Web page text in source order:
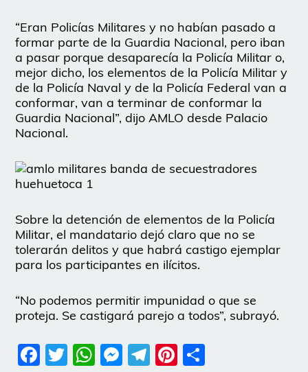
“Eran Policías Militares y no habían pasado a
formar parte de la Guardia Nacional, pero iban
a pasar porque desaparecía la Policía Militar o,
mejor dicho, los elementos de la Policía Militar y
de la Policía Naval y de la Policía Federal van a
conformar, van a terminar de conformar la
Guardia Nacional”, dijo AMLO desde Palacio
Nacional.
Sobre la detención de elementos de la Policía
Militar, el mandatario dejó claro que no se
tolerarán delitos y que habrá castigo ejemplar
para los participantes en ilícitos.
“No podemos permitir impunidad o que se
proteja. Se castigará parejo a todos”, subrayó.
Facebook
Twitter
WhatsApp
Messenger
Telegram
Pinterest